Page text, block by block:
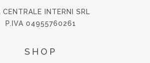
CENTRALE INTERNI SRL
P.IVA 04955760261
SHOP